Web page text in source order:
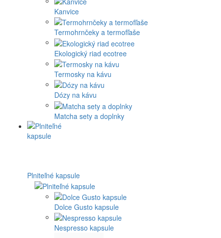
Kanvice
Termohrnčeky a termofľaše
Ekologický riad ecotree
Termosky na kávu
Dózy na kávu
Matcha sety a doplnky
Plniteľné kapsule
Dolce Gusto kapsule
Nespresso kapsule